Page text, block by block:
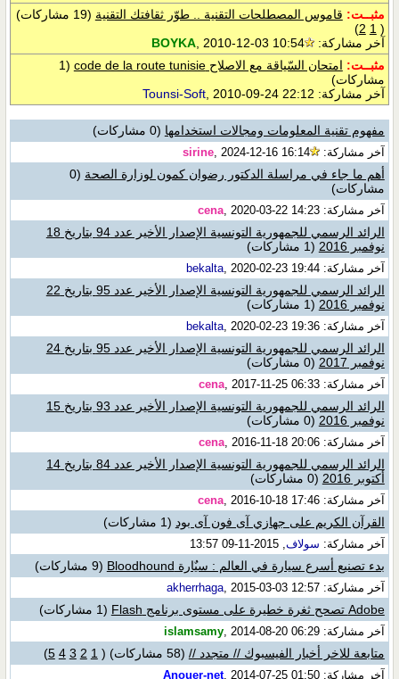
مثبــت: قاموس المصطلحات التقنية .. طوّر ثقافتك التقنية (19 مشاركات)
(
1
2
)
آخر مشاركة:
BOYKA, 2010-12-03 10:54
مثبــت: امتحان السّياقة مع الاصلاح code de la route tunisie
(1
مشاركات)
آخر مشاركة:
Tounsi-Soft, 2010-09-24 22:12
مفهوم تقنية المعلومات ومجالات استخدامها (0 مشاركات)
آخر مشاركة: sirine, 2024-12-16 16:14
أهم ما جاء في مراسلة الدكتور رضوان كمون لوزارة الصحة
(0
مشاركات)
آخر مشاركة: cena, 2020-03-22 14:23
الرائد الرسمي للجمهورية التونسية الإصدار الأخير عدد 94 بتاريخ 18
نوفمبر 2016
(1 مشاركات)
آخر مشاركة: bekalta, 2020-02-23 19:44
الرائد الرسمي للجمهورية التونسية الإصدار الأخير عدد 95 بتاريخ 22
نوفمبر 2016
(1 مشاركات)
آخر مشاركة: bekalta, 2020-02-23 19:36
الرائد الرسمي للجمهورية التونسية الإصدار الأخير عدد 95 بتاريخ 24
نوفمبر 2017
(0 مشاركات)
آخر مشاركة: cena, 2017-11-25 06:33
الرائد الرسمي للجمهورية التونسية الإصدار الأخير عدد 93 بتاريخ 15
نوفمبر 2016
(0 مشاركات)
آخر مشاركة: cena, 2016-11-18 20:06
الرائد الرسمي للجمهورية التونسية الإصدار الأخير عدد 84 بتاريخ 14
أكتوبر 2016
(0 مشاركات)
آخر مشاركة: cena, 2016-10-18 17:46
القرآن الكريم على جهازي آى فون آى بود (1 مشاركات)
آخر مشاركة: سولاف, 2015-11-09 13:57
بدء تصنيع أسرع سيارة في العالم : سيٌارة Bloodhound (9 مشاركات)
آخر مشاركة: akherrhaga, 2015-03-03 12:57
Adobe تصحح ثغرة خطيرة على مستوى برنامج Flash (1 مشاركات)
آخر مشاركة: islamsamy, 2014-08-20 06:29
متابعة للاخر أخبار الفيسبوك // متجدد // (58 مشاركات) (
1
2
3
4
5
)
آخر مشاركة: Anouer-net, 2014-07-25 01:50